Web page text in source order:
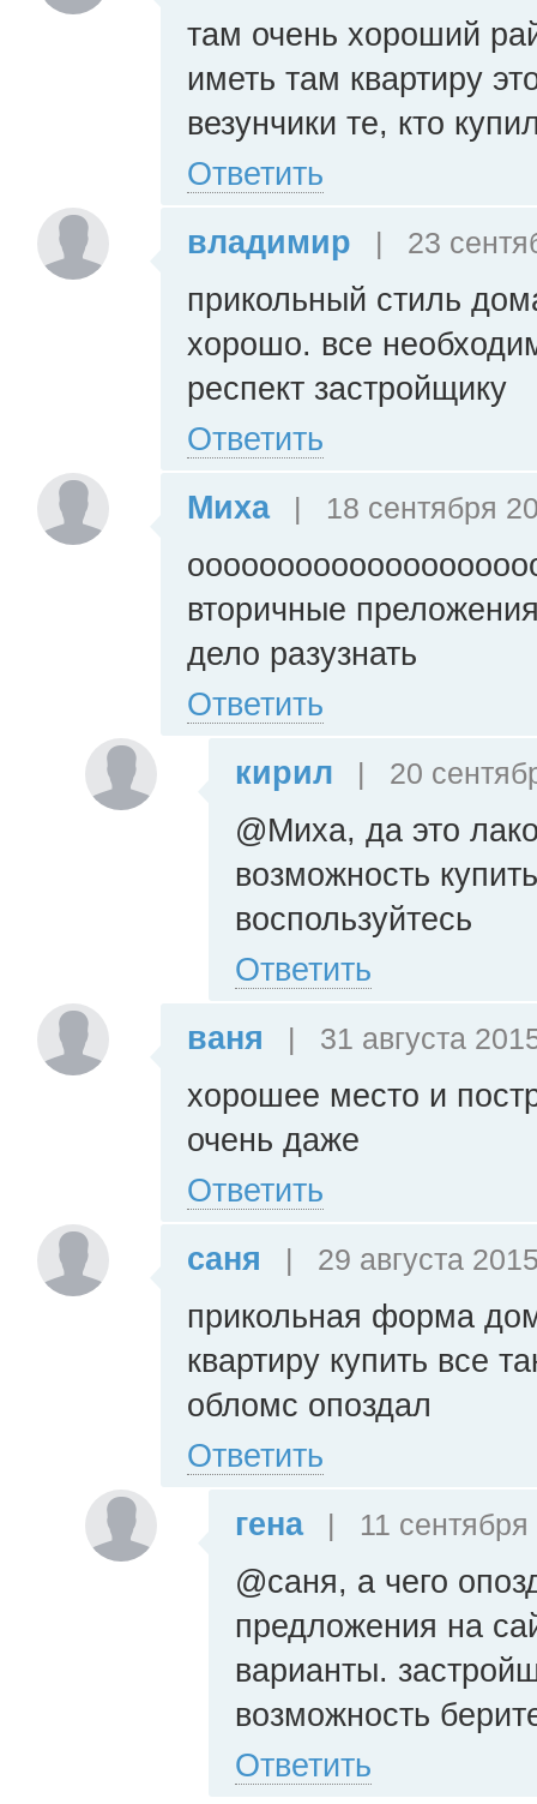
там очень хороший
иметь там квартиру
везунчики те, кто
Ответить
владимир
| 23
прикольный стиль
хорошо. все
респект застройщику
Ответить
Миха
| 18 сентября
вторичные
дело разузнать
Ответить
кирил
| 20
@Миха, да это
возможность
воспользуйтесь
Ответить
ваня
| 31 августа
хорошее место и
очень даже
Ответить
саня
| 29 августа
прикольная форма
квартиру купить все
обломс опоздал
Ответить
гена
| 11
@саня, а чего
предложения на
варианты.
возможность
Ответить